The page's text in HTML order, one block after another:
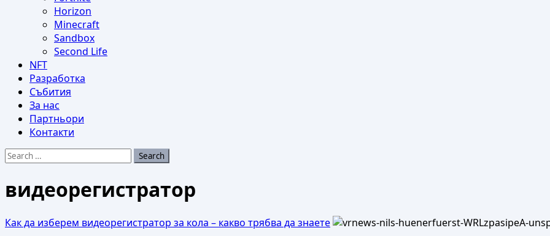
Horizon
Minecraft
Sandbox
Second Life
NFT
Разработка
Събития
За нас
Партньори
Контакти
Search
видеорегистратор
Как да изберем видеорегистратор за кола – кaкво трябва да знаете